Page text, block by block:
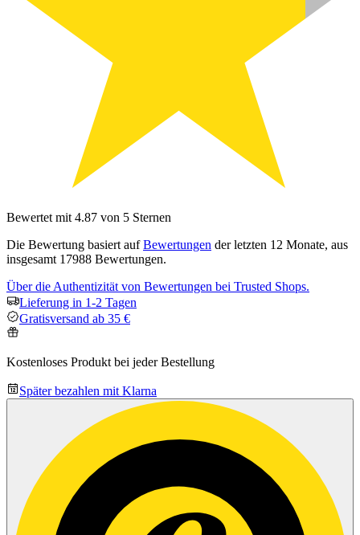
Bewertet mit 4.87 von 5 Sternen
Die Bewertung basiert aufBewertungen der letzten 12 Monate, aus
insgesamt 17988 Bewertungen.
Über die Authentizität von Bewertungen bei Trusted Shops.
Lieferung in 1-2 Tagen
Gratisversand ab 35 €
Kostenloses Produkt bei jeder Bestellung
Später bezahlen mit Klarna